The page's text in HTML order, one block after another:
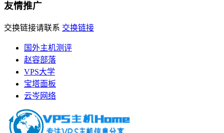
友情推广
交换链接请联系 交换链接
国外主机测评
赵容部落
VPS大学
宝塔面板
云岑网络